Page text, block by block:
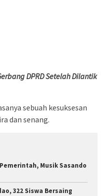
DPRD Setelah Dilantik
sebuah kesuksesan
dan senang.
Musik Sasando
322 Siswa Bersaing